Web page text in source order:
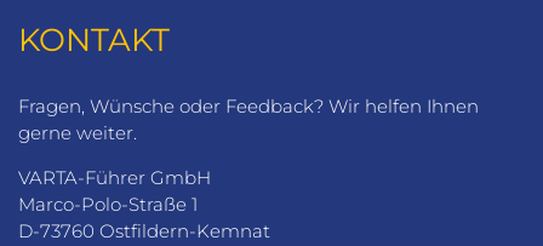
KONTAKT
Fragen, Wünsche oder Feedback? Wir helfen Ihnen
gerne weiter.
VARTA-Führer GmbH
Marco-Polo-Straße 1
D-73760 Ostfildern-Kemnat